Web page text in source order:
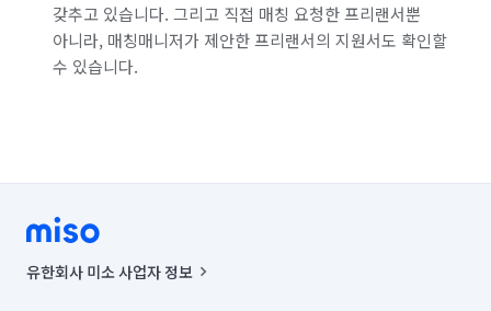
갖추고 있습니다. 그리고 직접 매칭 요청한 프리랜서뿐
아니라, 매칭매니저가 제안한 프리랜서의 지원서도 확인할
수 있습니다.
유한회사 미소 사업자 정보